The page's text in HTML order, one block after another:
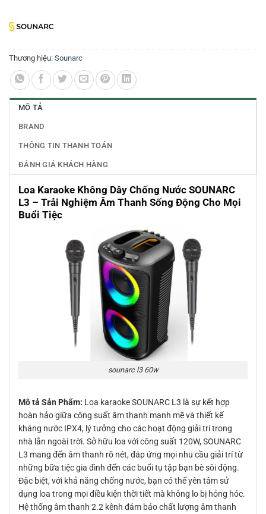
Thương hiệu: Sounarc
MÔ TẢ
BRAND
THÔNG TIN THANH TOÁN
ĐÁNH GIÁ KHÁCH HÀNG
Loa Karaoke Không Dây Chống Nước SOUNARC
L3 – Trải Nghiệm Âm Thanh Sống Động Cho Mọi
Buổi Tiệc
sounarc l3 60w
Mô tả Sản Phẩm: Loa karaoke SOUNARC L3 là sự kết hợp
hoàn hảo giữa công suất âm thanh mạnh mẽ và thiết kế
kháng nước IPX4, lý tưởng cho các hoạt động giải trí trong
nhà lẫn ngoài trời. Sở hữu loa với công suất 120W, SOUNARC
L3 mang đến âm thanh rõ nét, đáp ứng mọi nhu cầu giải trí từ
những bữa tiệc gia đình đến các buổi tụ tập bạn bè sôi động.
Đặc biệt, với khả năng chống nước, bạn có thể yên tâm sử
dụng loa trong mọi điều kiện thời tiết mà không lo bị hỏng hóc.
Hệ thống âm thanh 2.2 kênh đảm bảo chất lượng âm thanh